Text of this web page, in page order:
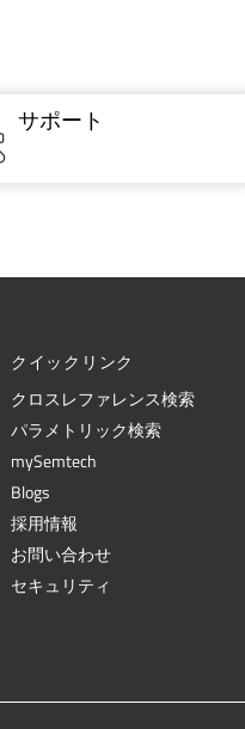
サポート
クイックリンク
クロスレファレンス検索
パラメトリック検索
mySemtech
Blogs
採用情報
お問い合わせ
セキュリティ